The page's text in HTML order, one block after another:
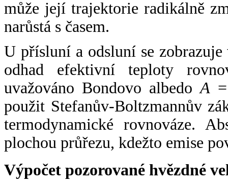
může její trajektorie radikálně
narůstá s časem.
U přísluní a odsluní se
odhad efektivní teploty
uvažováno Bondovo albedoA
použit Stefanův-Boltzmannův
termodynamické rovnováze.
plochou průřezu, kdežto emise
Výpočet pozorované hvězdné